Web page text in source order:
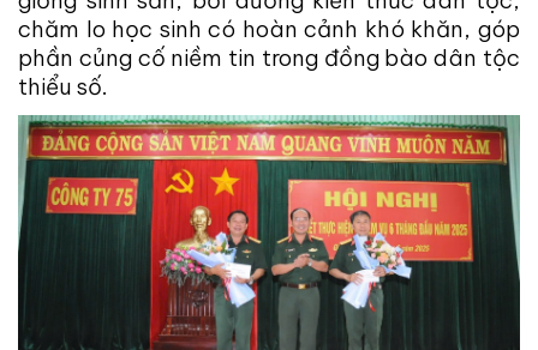
chăm lo học sinh có hoàn cảnh khó khăn, góp
phần củng cố niềm tin trong đồng bào dân tộc
thiểu số.